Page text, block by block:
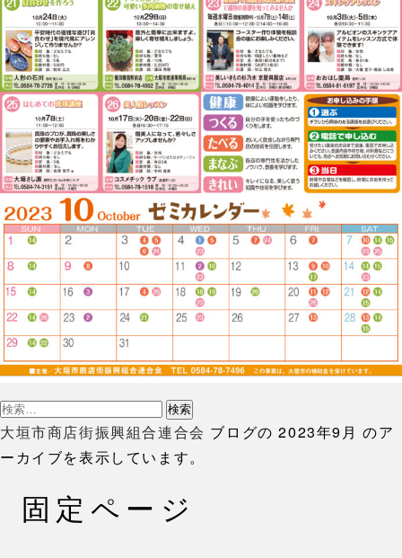
検
索:
大垣市商店街振興組合連合会 ブログの 2023年9月 のア
ーカイブを表示しています。
固定ページ